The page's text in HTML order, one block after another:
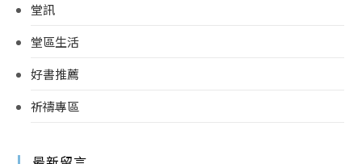
堂訊
堂區生活
好書推薦
祈禱專區